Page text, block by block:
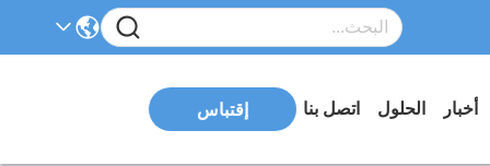
أخبار الحلول اتصل بنا إقتباس